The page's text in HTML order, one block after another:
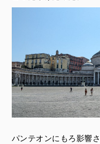
パンテオンにもろ影響